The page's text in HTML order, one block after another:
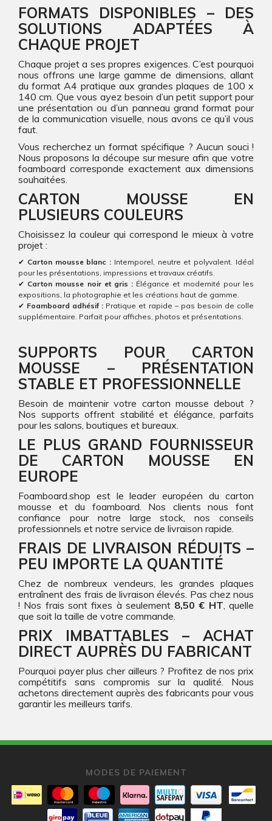
FORMATS DISPONIBLES – DES
SOLUTIONS ADAPTÉES À
CHAQUE PROJET
Chaque projet a ses propres exigences. C’est pourquoi
nous offrons une large gamme de dimensions, allant
du format A4 pratique aux grandes plaques de 100 x
140 cm. Que vous ayez besoin d’un petit support pour
une présentation ou d’un panneau grand format pour
de la communication visuelle, nous avons ce qu’il vous
faut.
Vous recherchez un format spécifique ? Aucun souci !
Nous proposons la découpe sur mesure afin que votre
foamboard corresponde exactement aux dimensions
souhaitées.
CARTON MOUSSE EN
PLUSIEURS COULEURS
Choisissez la couleur qui correspond le mieux à votre
projet :
✔ Carton mousse blanc : Intemporel, neutre et polyvalent. Idéal
pour les présentations, impressions et travaux créatifs.
✔ Carton mousse noir et gris : Élégance et modernité pour les
expositions, la photographie et les créations haut de gamme.
✔ Foamboard adhésif : Pratique et rapide – pas besoin de colle
supplémentaire. Parfait pour affiches, photos et présentations.
SUPPORTS POUR CARTON
MOUSSE – PRÉSENTATION
STABLE ET PROFESSIONNELLE
Besoin de maintenir votre carton mousse debout ?
Nos supports offrent stabilité et élégance, parfaits
pour les salons, boutiques et bureaux.
LE PLUS GRAND FOURNISSEUR
DE CARTON MOUSSE EN
EUROPE
Foamboard.shop est le leader européen du carton
mousse et du foamboard. Nos clients nous font
confiance pour notre large stock, nos conseils
professionnels et notre service de livraison rapide.
FRAIS DE LIVRAISON RÉDUITS –
PEU IMPORTE LA QUANTITÉ
Chez de nombreux vendeurs, les grandes plaques
entraînent des frais de livraison élevés. Pas chez nous
! Nos frais sont fixes à seulement 8,50 € HT , quelle
que soit la taille de votre commande.
PRIX IMBATTABLES – ACHAT
DIRECT AUPRÈS DU FABRICANT
Pourquoi payer plus cher ailleurs ? Profitez de nos prix
compétitifs sans compromis sur la qualité. Nous
achetons directement auprès des fabricants pour vous
garantir les meilleurs tarifs.
MODES DE PAIEMENT